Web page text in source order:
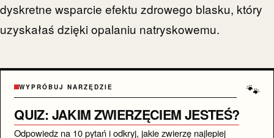
dyskretne wsparcie efektu zdrowego blasku, który
uzyskałaś dzięki opalaniu natryskowemu.
🐾
WYPRÓBUJ NARZĘDZIE
QUIZ: JAKIM ZWIERZĘCIEM JESTEŚ?
Odpowiedz na 10 pytań i odkryj, jakie zwierzę najlepiej